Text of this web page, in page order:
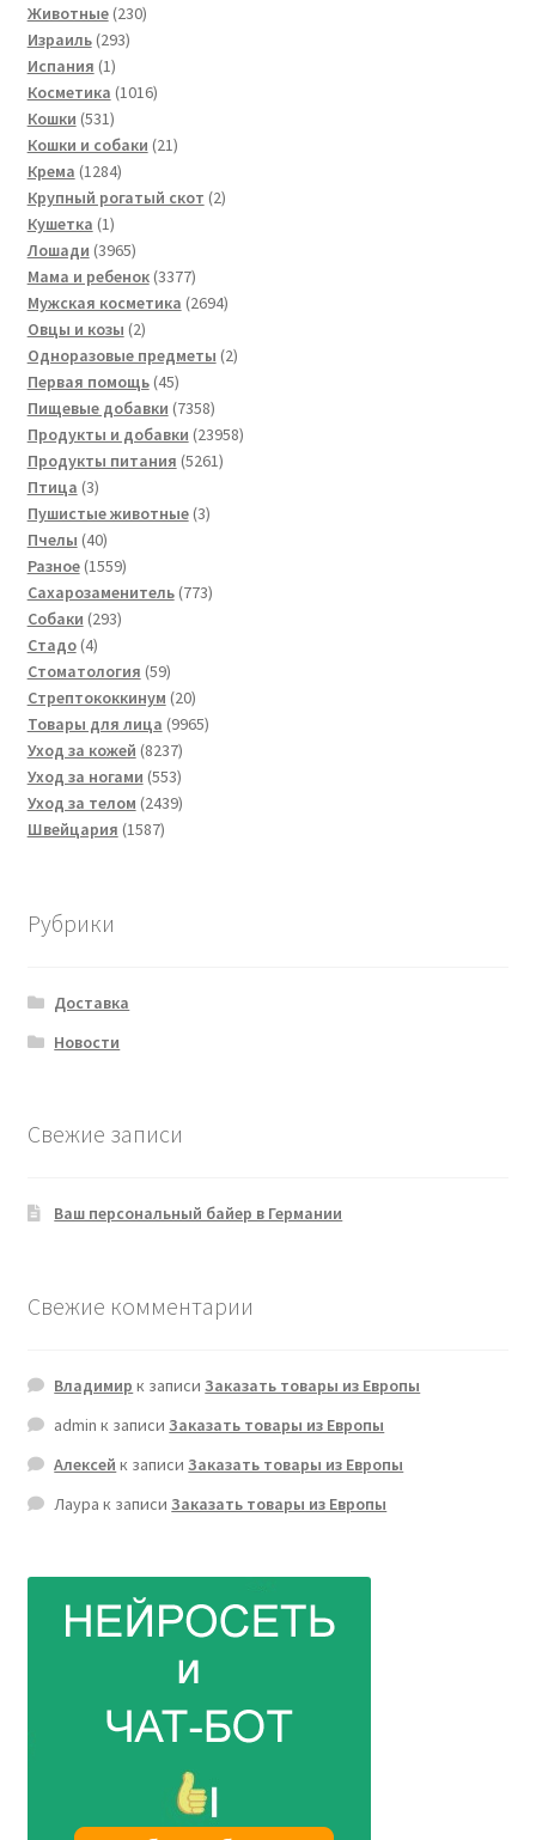
Животные 230230
Израиль 293293
Испания 11
товар
Косметика 10161016
Кошки 531531
товар
Кошки и собаки 2121
Крема 12841284
товара
Крупный рогатый скот 22
Кушетка 11
товар
Лошади 39653965
товаров
Мама и ребенок 33773377
товаров
Мужская косметика 26942694
Овцы и козы 22
товара
Одноразовые предметы 22
Первая помощь 4545
товаров
Пищевые добавки 73587358
товаров
Продукты и добавки 2395823958
Продукты питания 52615261
Птица 33
товара
Пушистые животные 33
Пчелы 4040
товаров
Разное 15591559
товаров
Сахарозаменитель 773773
Собаки 293293
Стадо 44
товара
Стоматология 5959
товаров
Стрептококкинум 2020
товаров
Товары для лица 99659965
Уход за кожей 82378237
товаров
Уход за ногами 553553
товара
Уход за телом 24392439
Швейцария 15871587
Рубрики
Доставка
Новости
Свежие записи
Ваш персональный байер в Германии
Свежие комментарии
Владимир к записиЗаказать товары из Европы
admin к записиЗаказать товары из Европы
Алексей к записиЗаказать товары из Европы
Лаура к записиЗаказать товары из Европы